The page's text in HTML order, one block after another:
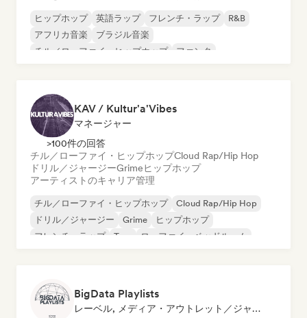
ヒップホップ 英語ラップ フレンチ・ラップ
R&B
アフリカ音楽
ブラジル音楽
チル／ローファイ・ヒップホップ
ファンク
KAV / Kultur'a'Vibes
マネージャー
>100件の回答
チル／ローファイ・ヒップホップCloud Rap/Hip Hop
ドリル／ジャージーGrimeヒップホップ
アーティストのキャリア管理
チル／ローファイ・ヒップホップ
Cloud Rap/Hip Hop
ドリル／ジャージー
Grime
ヒップホップ
フレンチ・ラップ
Trap ローファイ・ベッドルーム
BigData Playlists
レーベル, メディア・アウトレット／ジャーナリスト